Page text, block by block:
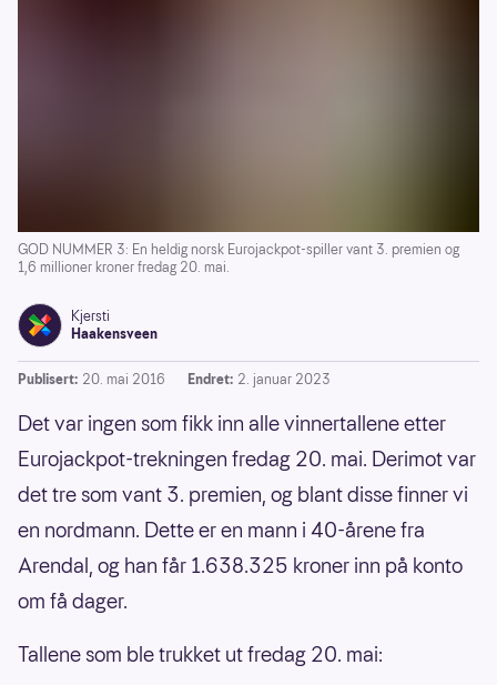
GOD NUMMER 3: En heldig norsk Eurojackpot-spiller vant 3. premien og
1,6 millioner kroner fredag 20. mai.
Kjersti
Haakensveen
Publisert: 20. mai 2016 Endret: 2. januar 2023
Det var ingen som fikk inn alle vinnertallene etter
Eurojackpot-trekningen fredag 20. mai. Derimot var
det tre som vant 3. premien, og blant disse finner vi
en nordmann. Dette er en mann i 40-årene fra
Arendal, og han får 1.638.325 kroner inn på konto
om få dager.
Tallene som ble trukket ut fredag 20. mai: